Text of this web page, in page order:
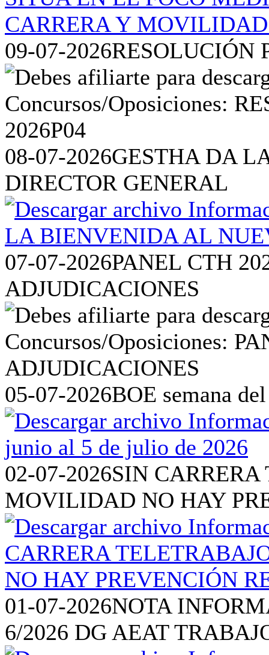
09-07-2026RESOLUCIÓN
08-07-2026GESTHA DA
DIRECTOR GENERAL
07-07-2026PANEL CTH
ADJUDICACIONES
05-07-2026BOE semana
02-07-2026SIN
MOVILIDAD NO HAY
01-07-2026NOTA
6/2026 DG AEAT